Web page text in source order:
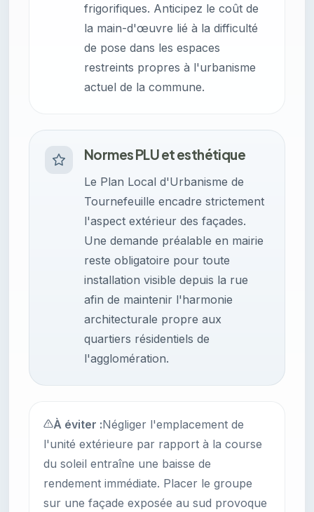
frigorifiques. Anticipez le coût de
la main-d'œuvre lié à la difficulté
de pose dans les espaces
restreints propres à l'urbanisme
actuel de la commune.
Normes PLU et esthétique
Le Plan Local d'Urbanisme de
Tournefeuille encadre strictement
l'aspect extérieur des façades.
Une demande préalable en mairie
reste obligatoire pour toute
installation visible depuis la rue
afin de maintenir l'harmonie
architecturale propre aux
quartiers résidentiels de
l'agglomération.
À éviter :Négliger l'emplacement de
l'unité extérieure par rapport à la course
du soleil entraîne une baisse de
rendement immédiate. Placer le groupe
sur une façade exposée au sud provoque